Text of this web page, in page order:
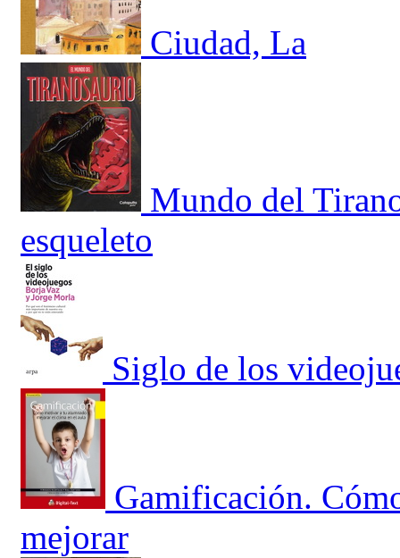
Ciudad, La
Mundo del
esqueleto
Siglo de los
Gamificación.
mejorar